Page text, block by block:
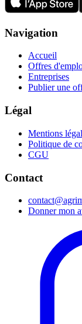
Navigation
Accueil
Offres
Entreprises
Publier une
Légal
Mentions
Politique de
CGU
Contact
Donner mon